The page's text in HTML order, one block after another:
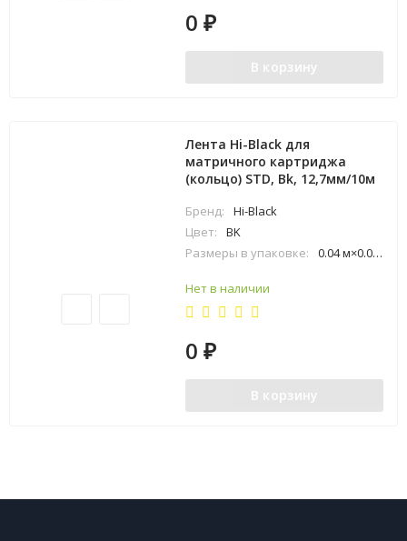
0₽
В корзину
Лента Hi-Black для
матричного картриджа
(кольцо) STD, Bk, 12,7мм/10м
Бренд:
Hi-Black
Цвет:
BK
Размеры в упаковке:
0.04 м×0.03 м×0.13 м
Нет в наличии
0₽
В корзину